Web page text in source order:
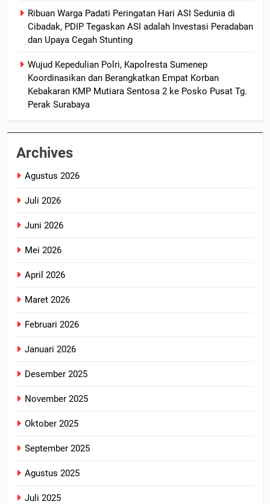
Ribuan Warga Padati Peringatan Hari ASI Sedunia di
Cibadak, PDIP Tegaskan ASI adalah Investasi Peradaban
dan Upaya Cegah Stunting
Wujud Kepedulian Polri, Kapolresta Sumenep
Koordinasikan dan Berangkatkan Empat Korban
Kebakaran KMP Mutiara Sentosa 2 ke Posko Pusat Tg.
Perak Surabaya
Archives
Agustus 2026
Juli 2026
Juni 2026
Mei 2026
April 2026
Maret 2026
Februari 2026
Januari 2026
Desember 2025
November 2025
Oktober 2025
September 2025
Agustus 2025
Juli 2025